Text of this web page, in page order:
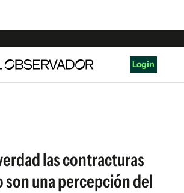
Login
las contracturas
son una percepción del